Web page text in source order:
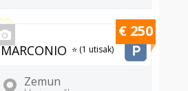
MARCONIO ⭐ (1 utisak)
Zemun
€ 250